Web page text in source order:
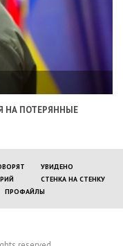
НА ПОТЕРЯННЫЕ
УВИДЕНО
СТЕНКА НА СТЕНКУ
ПРОФАЙЛЫ